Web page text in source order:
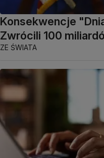
Konsekwencje
Zwrócili 100
ZE ŚWIATA